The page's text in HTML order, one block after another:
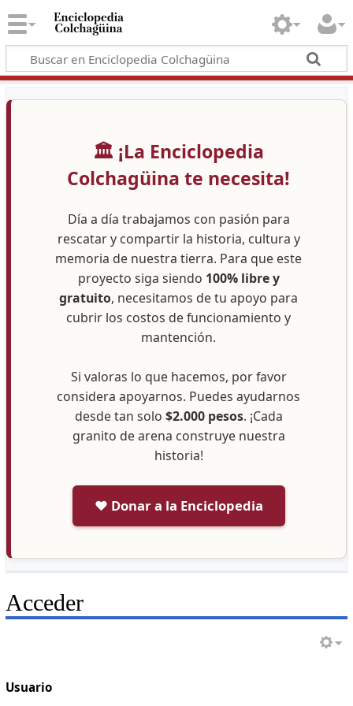
🏛️ ¡La Enciclopedia
Colchagüina te necesita!
Día a día trabajamos con pasión para
rescatar y compartir la historia, cultura y
memoria de nuestra tierra. Para que este
proyecto siga siendo 100% libre y
gratuito, necesitamos de tu apoyo para
cubrir los costos de funcionamiento y
mantención.
Si valoras lo que hacemos, por favor
considera apoyarnos. Puedes ayudarnos
desde tan solo $2.000 pesos. ¡Cada
granito de arena construye nuestra
historia!
❤️ Donar a la Enciclopedia
Acceder
Usuario